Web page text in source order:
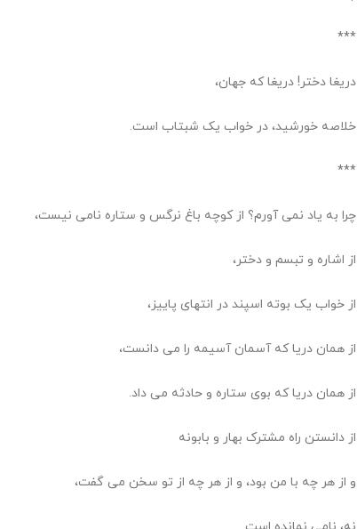
***
دریغا دختر! دریغا که جهان،
خلاصه خورشید، در خواب یک شبتاب است.
***
چرا به یاد نمی آورم؟ از کوچه باغ نرگس و ستاره نامی نیست،
از اشاره و تبسم و دختر،
از خواب یک بوته اسپند در انتهای پاییز،
از همان دریا که آسمان آسیمه را می دانست،
از همان دریا که بوی ستاره و حادثه می داد.
از دانستن راه مشترک بهار و بابونه
و از هر چه با من بود، و از هر چه از تو سخن می گفت،